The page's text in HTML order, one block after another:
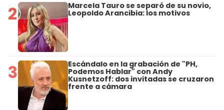
2 Marcela Tauro se separó de su novio,
Leopoldo Arancibia: los motivos
3 Escándalo en la grabación de "PH,
Podemos Hablar" con Andy
Kusnetzoff: dos invitadas se cruzaron
frente a cámara